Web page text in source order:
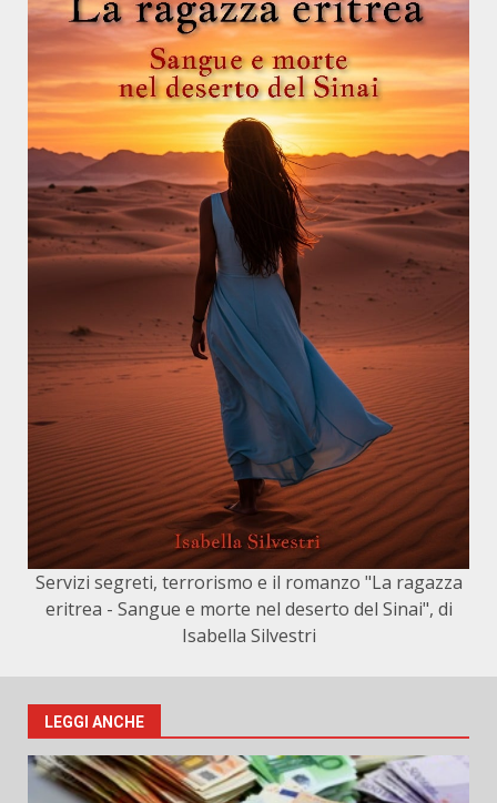
Servizi segreti, terrorismo e il romanzo "La ragazza
eritrea - Sangue e morte nel deserto del Sinai", di
Isabella Silvestri
LEGGI ANCHE